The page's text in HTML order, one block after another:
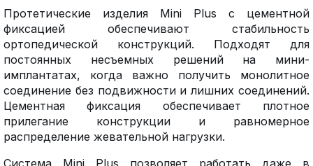
Протетические изделия Mini Plus с цементной
фиксацией обеспечивают стабильность
ортопедической конструкций. Подходят для
постоянных несъемных решений на мини-
имплантатах, когда важно получить монолитное
соединение без подвижности и лишних соединений.
Цементная фиксация обеспечивает плотное
прилегание конструкции и равномерное
распределение жевательной нагрузки.
Система Mini Plus позволяет работать даже в